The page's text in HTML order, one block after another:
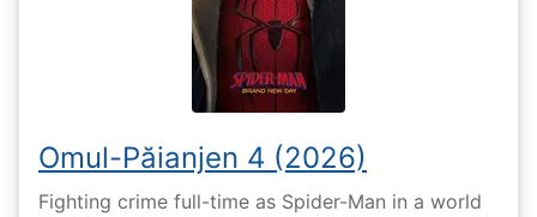
Omul-Păianjen 4 (2026)
Fighting crime full-time as Spider-Man in a world